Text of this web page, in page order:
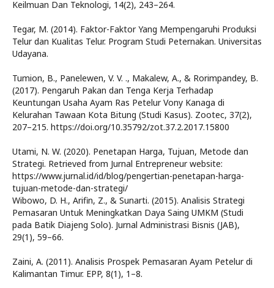
Keilmuan Dan Teknologi, 14(2), 243–264.
Tegar, M. (2014). Faktor-Faktor Yang Mempengaruhi Produksi
Telur dan Kualitas Telur. Program Studi Peternakan. Universitas
Udayana.
Tumion, B., Panelewen, V. V. ., Makalew, A., & Rorimpandey, B.
(2017). Pengaruh Pakan dan Tenga Kerja Terhadap
Keuntungan Usaha Ayam Ras Petelur Vony Kanaga di
Kelurahan Tawaan Kota Bitung (Studi Kasus). Zootec, 37(2),
207–215. https://doi.org/10.35792/zot.37.2.2017.15800
Utami, N. W. (2020). Penetapan Harga, Tujuan, Metode dan
Strategi. Retrieved from Jurnal Entrepreneur website:
https://www.jurnal.id/id/blog/pengertian-penetapan-harga-
tujuan-metode-dan-strategi/
Wibowo, D. H., Arifin, Z., & Sunarti. (2015). Analisis Strategi
Pemasaran Untuk Meningkatkan Daya Saing UMKM (Studi
pada Batik Diajeng Solo). Jurnal Administrasi Bisnis (JAB),
29(1), 59–66.
Zaini, A. (2011). Analisis Prospek Pemasaran Ayam Petelur di
Kalimantan Timur. EPP, 8(1), 1–8.